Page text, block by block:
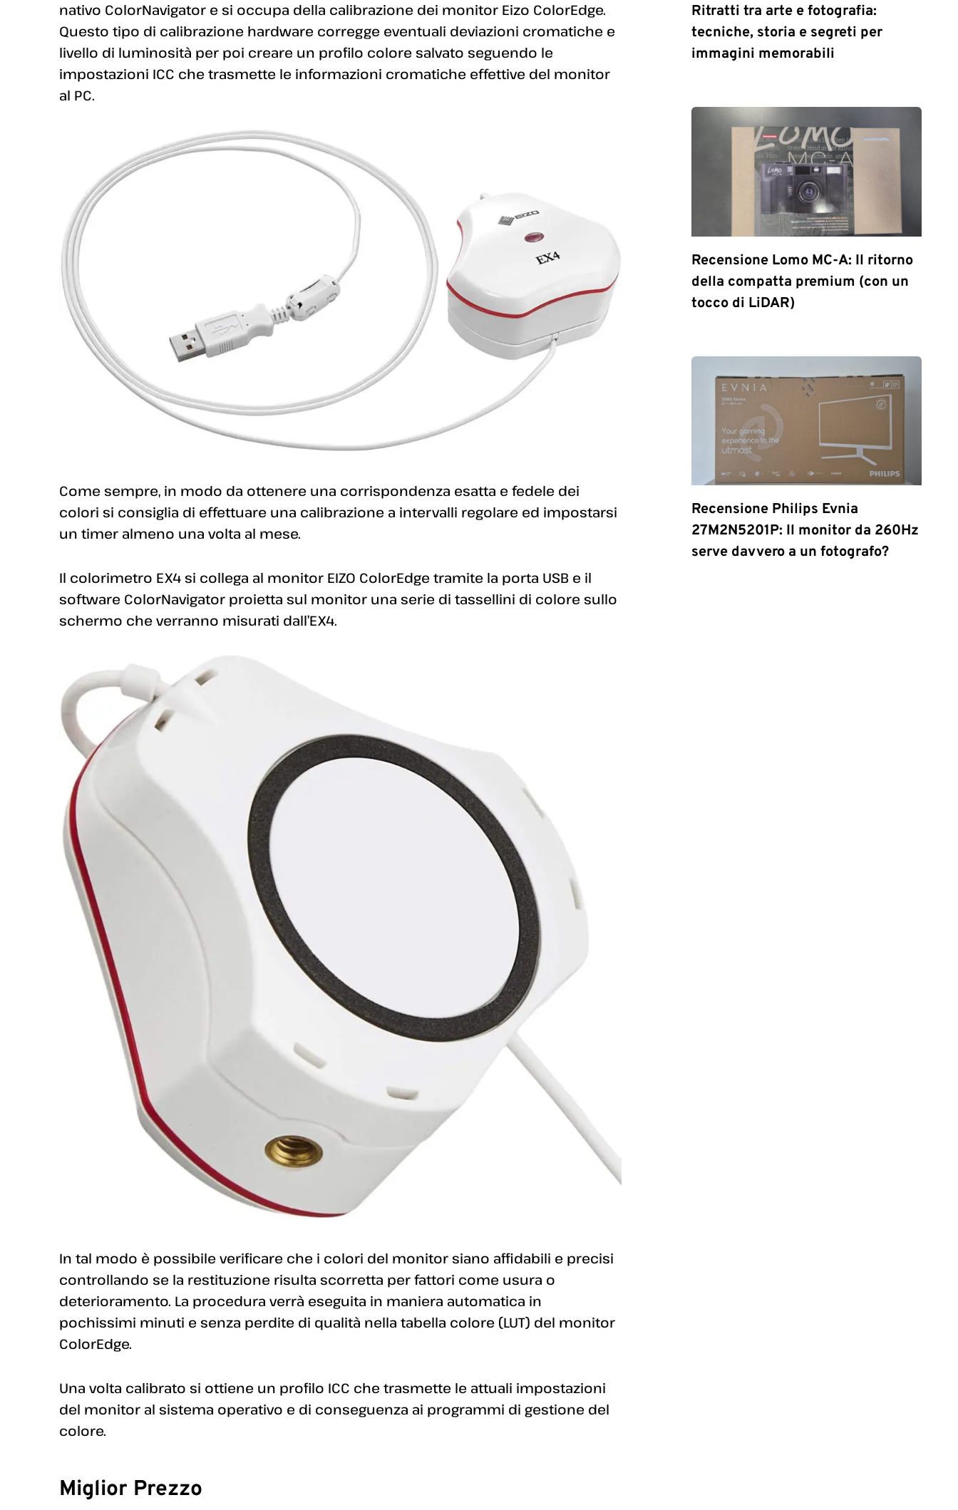
nativo ColorNavigator e si occupa della calibrazione dei monitor Eizo ColorEdge.
Questo tipo di calibrazione hardware corregge eventuali deviazioni cromatiche e
livello di luminosità per poi creare un profilo colore salvato seguendo le
impostazioni ICC che trasmette le informazioni cromatiche effettive del monitor
al PC.
Come sempre, in modo da ottenere una corrispondenza esatta e fedele dei
colori si consiglia di effettuare una calibrazione a intervalli regolare ed impostarsi
un timer almeno una volta al mese.
Il colorimetro EX4 si collega al monitor EIZO ColorEdge tramite la porta USB e il
software ColorNavigator proietta sul monitor una serie di tassellini di colore sullo
schermo che verranno misurati dall’EX4.
In tal modo è possibile verificare che i colori del monitor siano affidabili e precisi
controllando se la restituzione risulta scorretta per fattori come usura o
deterioramento. La procedura verrà eseguita in maniera automatica in
pochissimi minuti e senza perdite di qualità nella tabella colore (LUT) del monitor
ColorEdge.
Una volta calibrato si ottiene un profilo ICC che trasmette le attuali impostazioni
del monitor al sistema operativo e di conseguenza ai programmi di gestione del
colore.
Miglior Prezzo
Ritratti tra arte e fotografia:
tecniche, storia e segreti per
immagini memorabili
Recensione Lomo MC-A: Il ritorno
della compatta premium (con un
tocco di LiDAR)
Recensione Philips Evnia
27M2N5201P: Il monitor da 260Hz
serve davvero a un fotografo?